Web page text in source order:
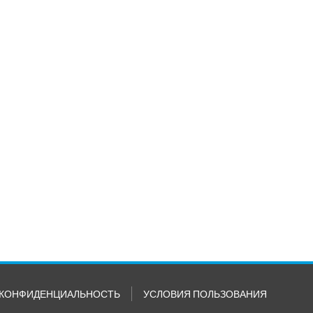
КОНФИДЕНЦИАЛЬНОСТЬ УСЛОВИЯ ПОЛЬЗОВАНИЯ